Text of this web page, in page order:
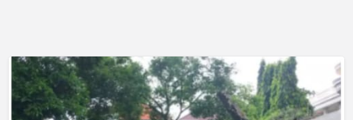
Tanah
Raya
Pakuwon